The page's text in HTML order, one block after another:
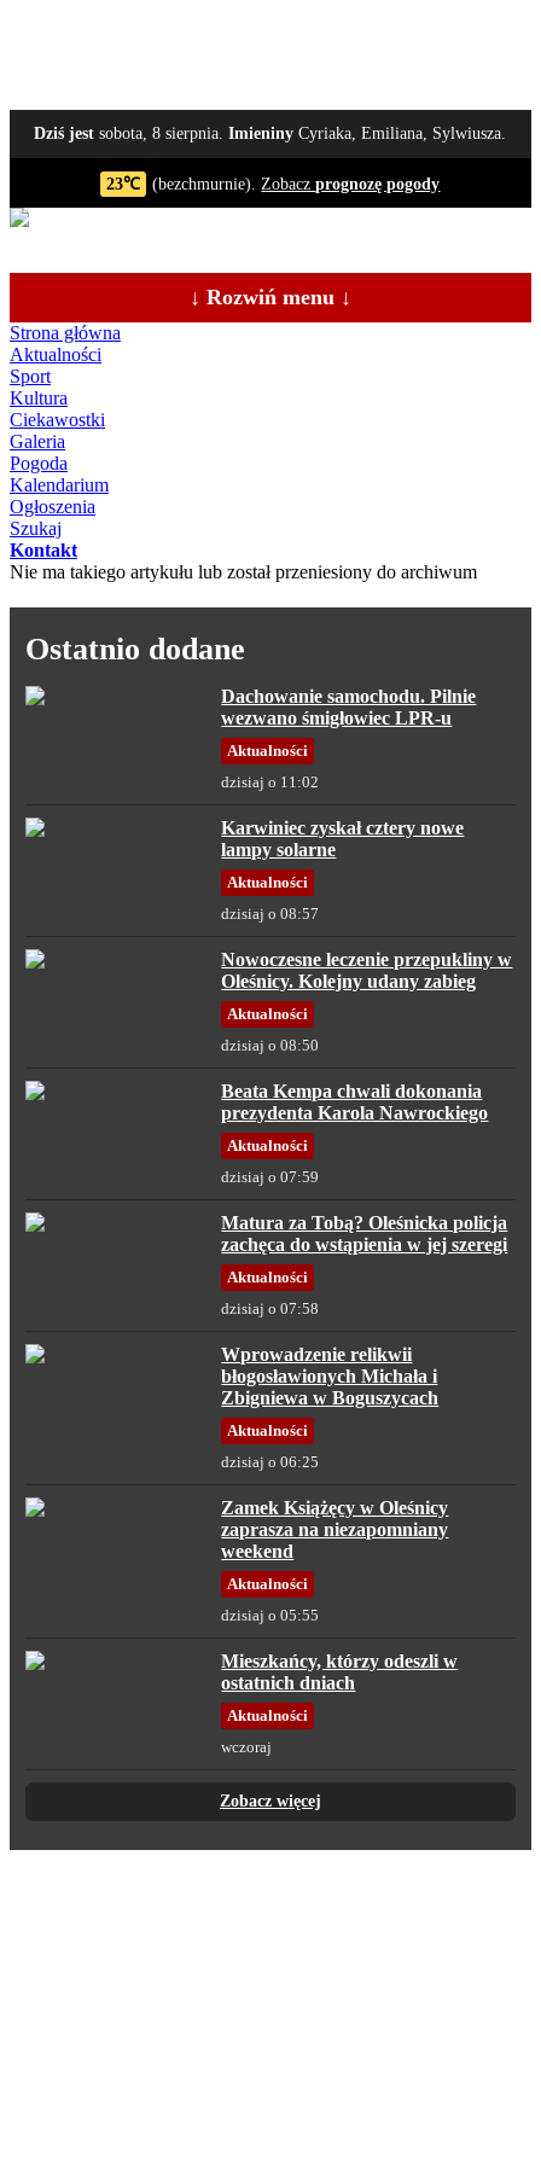
Dziś jest sobota, 8 sierpnia.Imieniny Cyriaka, Emiliana, Sylwiusza.
23℃ (bezchmurnie).Zobaczprognozę pogody
↓ Rozwiń menu ↓
Strona główna
Aktualności
Sport
Kultura
Ciekawostki
Galeria
Pogoda
Kalendarium
Ogłoszenia
Szukaj
Kontakt
Nie ma takiego artykułu lub został przeniesiony do archiwum
Ostatnio dodane
Dachowanie samochodu. Pilnie
wezwano śmigłowiec LPR-u
Aktualności
dzisiaj o 11:02
Karwiniec zyskał cztery nowe
lampy solarne
Aktualności
dzisiaj o 08:57
Nowoczesne leczenie przepukliny w
Oleśnicy. Kolejny udany zabieg
Aktualności
dzisiaj o 08:50
Beata Kempa chwali dokonania
prezydenta Karola Nawrockiego
Aktualności
dzisiaj o 07:59
Matura za Tobą? Oleśnicka policja
zachęca do wstąpienia w jej szeregi
Aktualności
dzisiaj o 07:58
Wprowadzenie relikwii
błogosławionych Michała i
Zbigniewa w Boguszycach
Aktualności
dzisiaj o 06:25
Zamek Książęcy w Oleśnicy
zaprasza na niezapomniany
weekend
Aktualności
dzisiaj o 05:55
Mieszkańcy, którzy odeszli w
ostatnich dniach
Aktualności
wczoraj
Zobacz więcej